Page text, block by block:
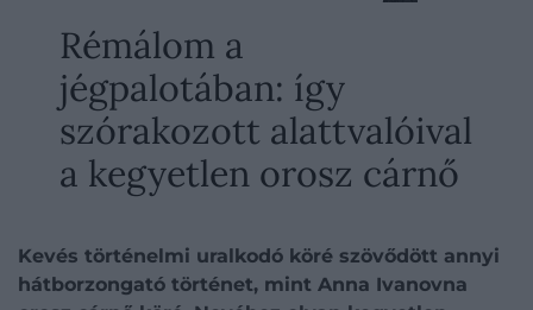
Rémálom a
jégpalotában: így
szórakozott alattvalóival
a kegyetlen orosz cárnő
Kevés történelmi uralkodó köré szövődött annyi
hátborzongató történet, mint Anna Ivanovna